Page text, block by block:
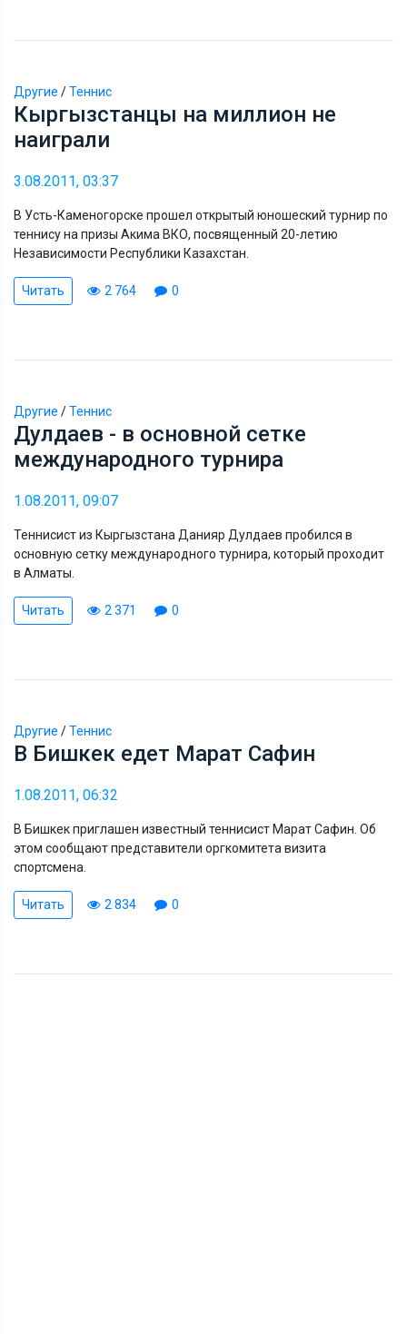
Другие /Теннис
Кыргызстанцы на миллион не
наиграли
3.08.2011, 03:37
В Усть-Каменогорске прошел открытый юношеский турнир по
теннису на призы Акима ВКО, посвященный 20-летию
Независимости Республики Казахстан.
Читать 2 764 0
Другие /Теннис
Дулдаев - в основной сетке
международного турнира
1.08.2011, 09:07
Теннисист из Кыргызстана Данияр Дулдаев пробился в
основную сетку международного турнира, который проходит
в Алматы.
Читать 2 371 0
Другие /Теннис
В Бишкек едет Марат Сафин
1.08.2011, 06:32
В Бишкек приглашен известный теннисист Марат Сафин. Об
этом сообщают представители оргкомитета визита
спортсмена.
Читать 2 834 0